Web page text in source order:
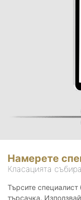
Намерете
Класацията
Търсите
търсачка.